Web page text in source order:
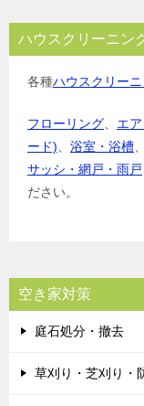
ハウスクリーニン
各種ハウスクリー
フローリング エ
ード)
浴室・浴槽
サッシ・網戸・雨戸
ださい。
空き家対策
庭石処分・撤去
草刈り・芝刈り・